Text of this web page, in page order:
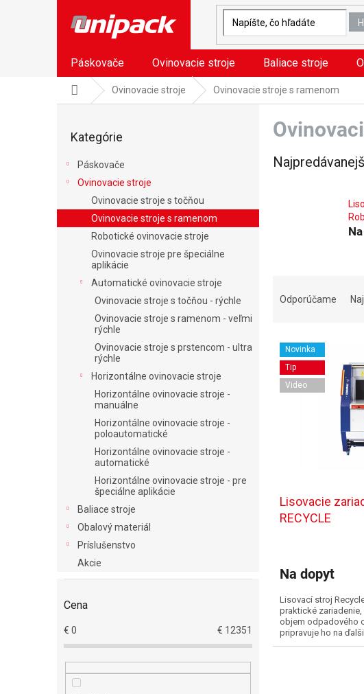
Páskovače Ovinovacie stroje Baliace stroje
DomovOvinovacie stroje Ovinovacie stroje s ramenom
e
kategórie
Kategórie
Páskovače
Ovinovacie stroje
Ovinovacie stroje s točňou
Ovinovacie stroje s ramenom
Robotické ovinovacie stroje
Ovinovacie stroje pre špeciálne
aplikácie
Automatické ovinovacie stroje
Ovinovacie stroje s točňou - rýchle
Ovinovacie stroje s ramenom - veľmi
rýchle
Ovinovacie stroje s prstencom - ultra
rýchle
Horizontálne ovinovacie stroje
Horizontálne ovinovacie stroje -
manuálne
Horizontálne ovinovacie stroje -
poloautomatické
Horizontálne ovinovacie stroje -
automatické
Horizontálne ovinovacie stroje - pre
špeciálne aplikácie
Baliace stroje
Obalový materiál
Príslušenstvo
Akcie
Cena
€ 0 € 12351
Odporúčame
V Novinka
Tip
Video
Lisovacie
RECYCLE
Na dopyt
Lisovací stroj
praktické
objem odpadového
pripravuje ho na
ekologickú...